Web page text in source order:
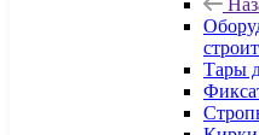
Тары